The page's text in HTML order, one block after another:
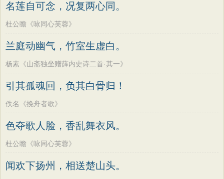
名莲自可念，况复两心同。
杜公瞻《咏同心芙蓉》
兰庭动幽气，竹室生虚白。
杨素《山斋独坐赠薛内史诗二首·其一》
引其孤魂回，负其白骨归！
佚名《挽舟者歌》
色夺歌人脸，香乱舞衣风。
杜公瞻《咏同心芙蓉》
闻欢下扬州，相送楚山头。